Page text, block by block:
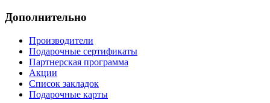
Дополнительно
Производители
Подарочные сертификаты
Партнерская программа
Акции
Список закладок
Подарочные карты